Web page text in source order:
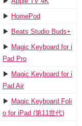
▶︎ HomePod
▶︎ Beats Studio Buds+
▶︎ Magic Keyboard for i
Pad Pro
▶︎ Magic Keyboard for i
Pad Air
▶︎ Magic Keyboard Foli
o for iPad (第11世代)